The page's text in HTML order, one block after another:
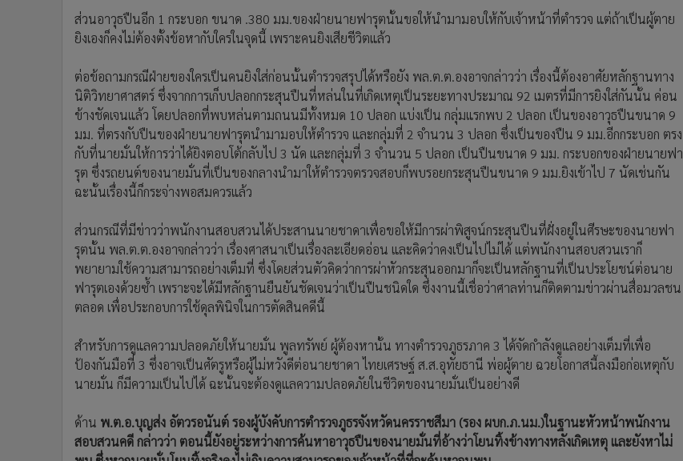
ส่วนอาวุธปืนอีก 1 กระบอก ขนาด .380 มม.ของฝ่ายนายฟารุตนั้นขอให้นำมามอบให้กับเจ้าหน้าที่ตำรวจ แต่ถ้าเป็นผู้ตาย
ยิงเองก็คงไม่ต้องตั้งข้อหากับใครในจุดนี้ เพราะคนยิงเสียชีวิตแล้ว
ต่อข้อถามกรณีฝ่ายของใครเป็นคนยิงใส่ก่อนนั้นตำรวจสรุปได้หรือยัง พล.ต.ต.องอาจกล่าวว่า เรื่องนี้ต้องอาศัยหลักฐานทาง
นิติวิทยาศาสตร์ ซึ่งจากการเก็บปลอกกระสุนปืนที่หล่นในที่เกิดเหตุเป็นระยะทางประมาณ 92 เมตรที่มีการยิงใส่กันนั้น ค่อน
ข้างชัดเจนแล้ว โดยปลอกที่พบหล่นตามถนนมีทั้งหมด 10 ปลอก แบ่งเป็น กลุ่มแรกพบ 2 ปลอก เป็นของอาวุธปืนขนาด 9
มม. ที่ตรงกับปืนของฝ่ายนายฟารุตนำมามอบให้ตำรวจ และกลุ่มที่ 2 จำนวน 3 ปลอก ซึ่งเป็นของปืน 9 มม.อีกกระบอก ตรง
กับที่นายมั่นให้การว่าได้ยิงตอบโต้กลับไป 3 นัด และกลุ่มที่ 3 จำนวน 5 ปลอก เป็นปืนขนาด 9 มม. กระบอกของฝ่ายนายฟา
รุต ซึ่งรถยนต์ของนายมั่นที่เป็นของกลางนำมาให้ตำรวจตรวจสอบก็พบรอยกระสุนปืนขนาด 9 มม.ยิงเข้าไป 7 นัดเช่นกัน
ฉะนั้นเรื่องนี้ก็กระจ่างพอสมควรแล้ว
ส่วนกรณีที่มีข่าวว่าพนักงานสอบสวนได้ประสานนายชาดาเพื่อขอให้มีการผ่าพิสูจน์กระสุนปืนที่ฝั่งอยู่ในศีรษะของนายฟา
รุตนั้น พล.ต.ต.องอาจกล่าวว่า เรื่องศาสนาเป็นเรื่องละเอียดอ่อน และคิดว่าคงเป็นไปไม่ได้ แต่พนักงานสอบสวนเราก็
พยายามใช้ความสามารถอย่างเต็มที่ ซึ่งโดยส่วนตัวคิดว่าการผ่าหัวกระสุนออกมาก็จะเป็นหลักฐานที่เป็นประโยชน์ต่อนาย
ฟารุตเองด้วยซ้ำ เพราะจะได้มีหลักฐานยืนยันชัดเจนว่าเป็นปืนชนิดใด ซึ่งงานนี้เชื่อว่าศาลท่านก็ติดตามข่าวผ่านสื่อมวลชน
ตลอด เพื่อประกอบการใช้ดุลพินิจในการตัดสินคดีนี้
สำหรับการดูแลความปลอดภัยให้นายมั่น พูลทรัพย์ ผู้ต้องหานั้น ทางตำรวจภูธรภาค 3 ได้จัดกำลังดูแลอย่างเต็มที่เพื่อ
ป้องกันมือที่ 3 ซึ่งอาจเป็นศัตรูหรือผู้ไม่หวังดีต่อนายชาดา ไทยเศรษฐ์ ส.ส.อุทัยธานี พ่อผู้ตาย ฉวยโอกาสนี้ลงมือก่อเหตุกับ
นายมั่น ก็มีความเป็นไปได้ ฉะนั้นจะต้องดูแลความปลอดภัยในชีวิตของนายมั่นเป็นอย่างดี
ด้าน พ.ต.อ.บุญส่ง อัตวรอนันต์ รองผู้บังคับการตำรวจภูธรจังหวัดนครราชสีมา (รอง ผบก.ภ.นม.)ในฐานะหัวหน้าพนักงาน
สอบสวนคดี กล่าวว่า ตอนนี้ยังอยู่ระหว่างการค้นหาอาวุธปืนของนายมั่นที่อ้างว่าโยนทิ้งข้างทางหลังเกิดเหตุ และยังหาไม่